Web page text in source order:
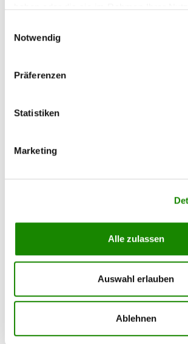
Notwendig
Präferenzen
Statistiken
Marketing
Alle zulassen
Auswahl erlauben
Ablehnen
Kornart: Aluminiumoxid/
/ 1 Blatt)
SCHLEIFBÖGEN – DIE
VERWENDUNGSZWECKE
Schleifarbeiten gehören zu den alltäglichen
Handwerkers oder Bastlers. Für jede Aufgabe wird
Heimwerkerbereich sollte darauf geachtet
infrage stehende Material mit Schleifbögen der
Körnung kategorisiert, um sicher zu stellen, dass
das richtige Schleifmittel zukommt.
Eine grobe und harte Körnung wird für eine starke